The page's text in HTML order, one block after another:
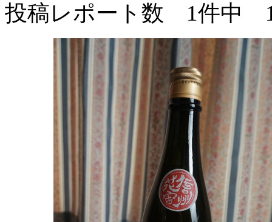
投稿レポート数 1件中